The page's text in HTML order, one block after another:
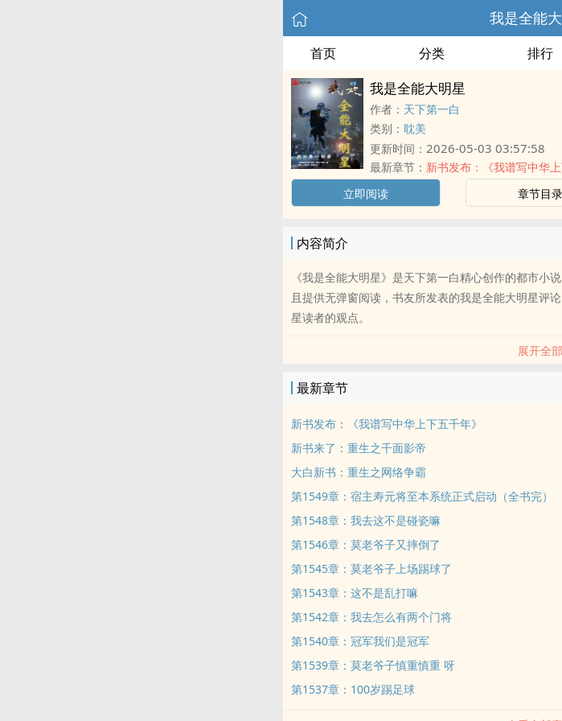
我是全能
首页 分类 排行
我是全能大明星
作者： 天下第一白
类别： 耽美
更新时间： 2026-05-03 03:57:58
最新章节： 新书发布：《我谱写中华上
立即阅读
章节目录
内容简介
《我是全能大明星》是天下第一白精心创作的都市小
且提供无弹窗阅读，书友所发表的我是全能大明星评
星读者的观点。
展开全部
最新章节
新书发布：《我谱写中华上下五千年》
新书来了：重生之千面影帝
大白新书：重生之网络争霸
第1549章：宿主寿元将至本系统正式启动（全书完）
第1548章：我去这不是碰瓷嘛
第1546章：莫老爷子又摔倒了
第1545章：莫老爷子上场踢球了
第1543章：这不是乱打嘛
第1542章：我去怎么有两个门将
第1540章：冠军我们是冠军
第1539章：莫老爷子慎重慎重 呀
第1537章：100岁踢足球